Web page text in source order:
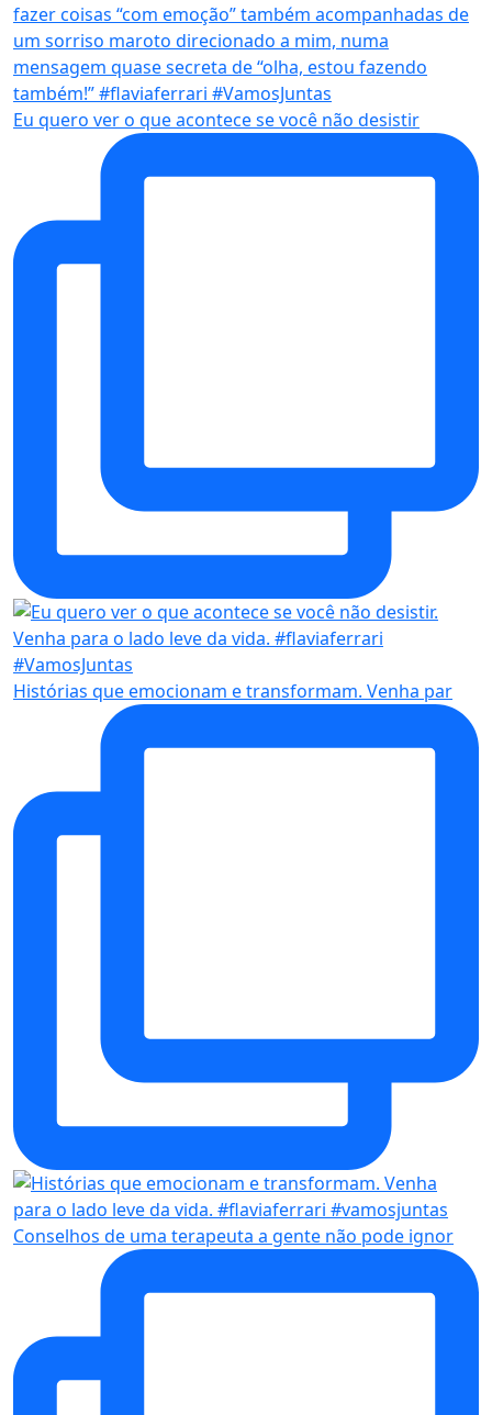
Eu quero ver o que acontece se você não desistir
Histórias que emocionam e transformam. Venha par
Conselhos de uma terapeuta a gente não pode ignor